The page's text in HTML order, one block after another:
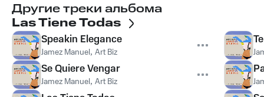
Другие треки альбома
Las Tiene Todas
Speakin Elegance
Jamez Manuel, Art Biz
Se Quiere Vengar
Jamez Manuel, Art Biz